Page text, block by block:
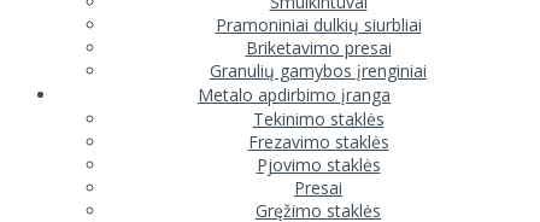
Pramoniniai dulkių siurbliai
Briketavimo presai
Granulių gamybos įrenginiai
Metalo apdirbimo įranga
Tekinimo staklės
Frezavimo staklės
Pjovimo staklės
Presai
Gręžimo staklės